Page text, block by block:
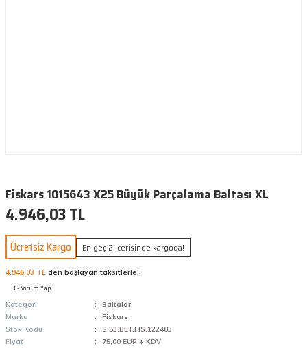
Fiskars 1015643 X25 Büyük Parçalama Baltası XL
4.946,03 TL
Ücretsiz Kargo En geç 2 içerisinde kargoda!
4.946,03 TL den başlayan taksitlerle!
0 - Yorum Yap
Kategori
Baltalar
Marka
Fiskars
Stok Kodu
S.53.BLT.FIS.122483
Fiyat
75,00 EUR + KDV